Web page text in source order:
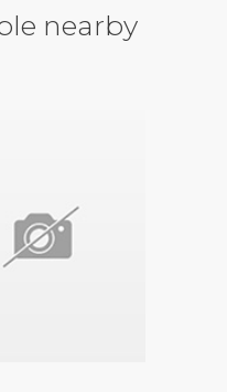
nearby